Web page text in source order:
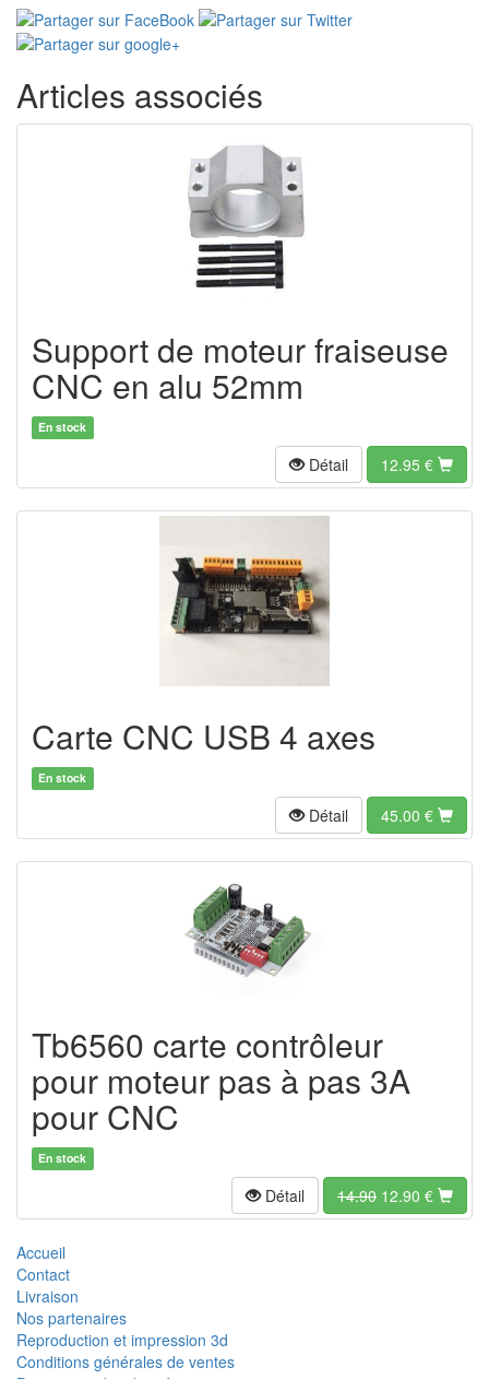
Articles associés
Support de moteur fraiseuse
CNC en alu 52mm
En stock
Détail 12.95 €
Carte CNC USB 4 axes
En stock
Détail 45.00 €
Tb6560 carte contrôleur
pour moteur pas à pas 3A
pour CNC
En stock
Détail 14.90 12.90 €
Accueil
Contact
Livraison
Nos partenaires
Reproduction et impression 3d
Conditions générales de ventes